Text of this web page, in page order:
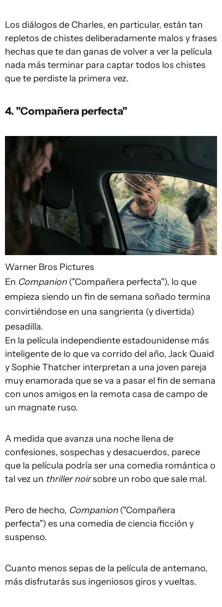
Los diálogos de Charles, en particular, están tan
repletos de chistes deliberadamente malos y frases
hechas que te dan ganas de volver a ver la película
nada más terminar para captar todos los chistes
que te perdiste la primera vez.
4. "Compañera perfecta"
Warner Bros Pictures
En Companion("Compañera perfecta"), lo que
empieza siendo un fin de semana soñado termina
convirtiéndose en una sangrienta (y divertida)
pesadilla.
En la película independiente estadounidense más
inteligente de lo que va corrido del año, Jack Quaid
y Sophie Thatcher interpretan a una joven pareja
muy enamorada que se va a pasar el fin de semana
con unos amigos en la remota casa de campo de
un magnate ruso.
A medida que avanza una noche llena de
confesiones, sospechas y desacuerdos, parece
que la película podría ser una comedia romántica o
tal vez un thriller noirsobre un robo que sale mal.
Pero de hecho, Companion("Compañera
perfecta") es una comedia de ciencia ficción y
suspenso.
Cuanto menos sepas de la película de antemano,
más disfrutarás sus ingeniosos giros y vueltas.